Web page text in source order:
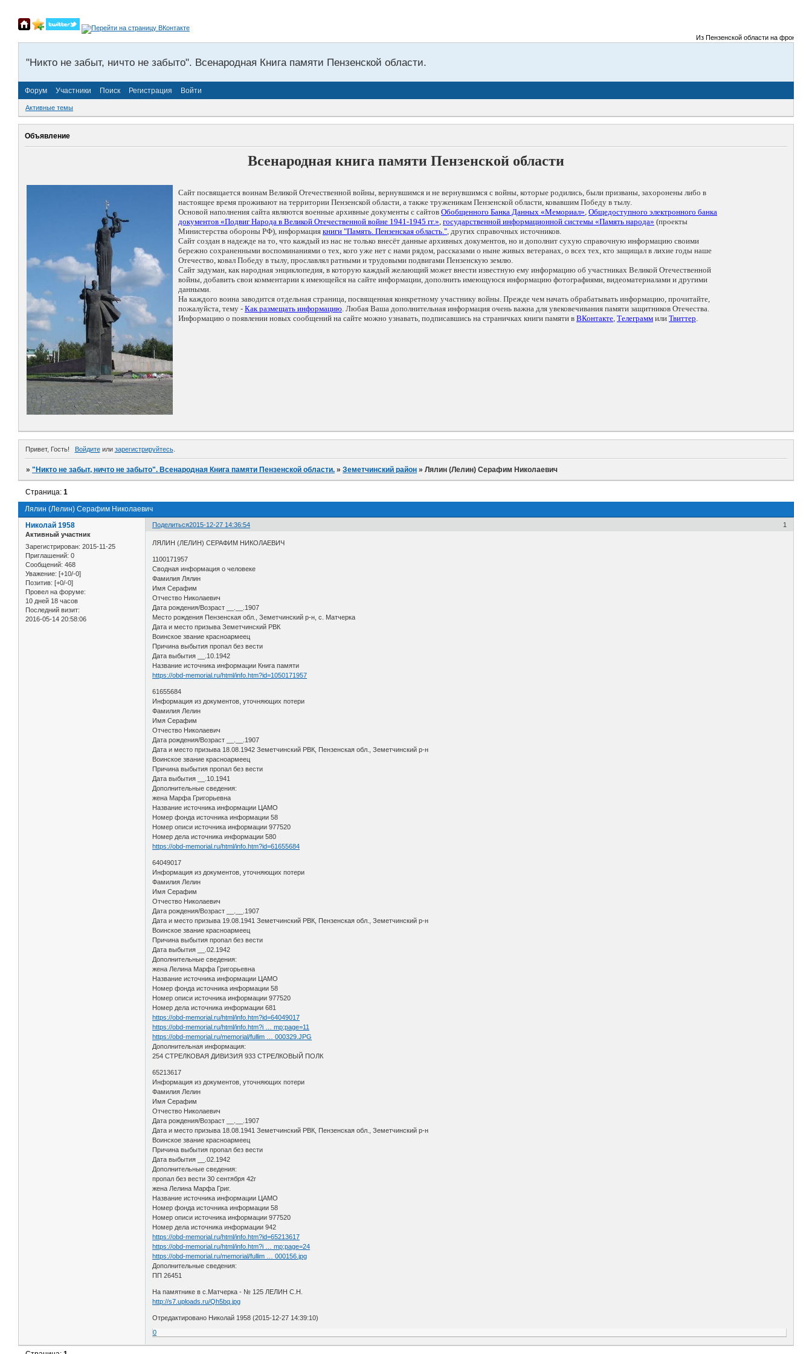
Из Пензенской области на фронты
"Никто не забыт, ничто не забыто". Всенародная Книга памяти Пензенской области.
Форум Участники Поиск Регистрация Войти
Активные темы
Объявление
Всенародная книга памяти Пензенской области
Сайт посвящается воинам Великой Отечественной войны, вернувшимся и не вернувшимся с войны, которые родились, были призваны, захоронены либо в
настоящее время проживают на территории Пензенской области, а также труженикам Пензенской области, ковавшим Победу в тылу.
Основой наполнения сайта являются военные архивные документы с сайтов Обобщенного Банка Данных «Мемориал», Общедоступного электронного банка
документов «Подвиг Народа в Великой Отечественной войне 1941-1945 гг.», государственной информационной системы «Память народа» (проекты
Министерства обороны РФ), информация книги "Память. Пензенская область.", других справочных источников.
Сайт создан в надежде на то, что каждый из нас не только внесёт данные архивных документов, но и дополнит сухую справочную информацию своими
бережно сохраненными воспоминаниями о тех, кого уже нет с нами рядом, рассказами о ныне живых ветеранах, о всех тех, кто защищал в лихие годы наше
Отечество, ковал Победу в тылу, прославлял ратными и трудовыми подвигами Пензенскую землю.
Сайт задуман, как народная энциклопедия, в которую каждый желающий может внести известную ему информацию об участниках Великой Отечественной
войны, добавить свои комментарии к имеющейся на сайте информации, дополнить имеющуюся информацию фотографиями, видеоматериалами и другими
данными.
На каждого воина заводится отдельная страница, посвященная конкретному участнику войны. Прежде чем начать обрабатывать информацию, прочитайте,
пожалуйста, тему - Как размещать информацию. Любая Ваша дополнительная информация очень важна для увековечивания памяти защитников Отечества.
Информацию о появлении новых сообщений на сайте можно узнавать, подписавшись на страничках книги памяти в ВКонтакте, Телеграмм или Твиттер.
Привет, Гость! Войдитеили зарегистрируйтесь.
»"Никто не забыт, ничто не забыто". Всенародная Книга памяти Пензенской области. »Земетчинский район »Лялин (Лелин) Серафим Николаевич
Лялин (Лелин) Серафим Николаевич
Страница:1
Поделиться 1
2015-12-27 14:36:54
Николай 1958
Активный участник
Зарегистрирован: 2015-11-25
Приглашений: 0
Сообщений: 468
Уважение: [+10/-0]
Позитив: [+0/-0]
Провел на форуме:
10 дней 18 часов
Последний визит:
2016-05-14 20:58:06
ЛЯЛИН (ЛЕЛИН) СЕРАФИМ НИКОЛАЕВИЧ
1100171957
Сводная информация о человеке
Фамилия Лялин
Имя Серафим
Отчество Николаевич
Дата рождения/Возраст __.__.1907
Место рождения Пензенская обл., Земетчинский р-н, с. Матчерка
Дата и место призыва Земетчинский РВК
Воинское звание красноармеец
Причина выбытия пропал без вести
Дата выбытия __.10.1942
Название источника информации Книга памяти
https://obd-memorial.ru/html/info.htm?id=1050171957
61655684
Информация из документов, уточняющих потери
Фамилия Лелин
Имя Серафим
Отчество Николаевич
Дата рождения/Возраст __.__.1907
Дата и место призыва 18.08.1942 Земетчинский РВК, Пензенская обл., Земетчинский р-н
Воинское звание красноармеец
Причина выбытия пропал без вести
Дата выбытия __.10.1941
Дополнительные сведения:
жена Марфа Григорьевна
Название источника информации ЦАМО
Номер фонда источника информации 58
Номер описи источника информации 977520
Номер дела источника информации 580
https://obd-memorial.ru/html/info.htm?id=61655684
64049017
Информация из документов, уточняющих потери
Фамилия Лелин
Имя Серафим
Отчество Николаевич
Дата рождения/Возраст __.__.1907
Дата и место призыва 19.08.1941 Земетчинский РВК, Пензенская обл., Земетчинский р-н
Воинское звание красноармеец
Причина выбытия пропал без вести
Дата выбытия __.02.1942
Дополнительные сведения:
жена Лелина Марфа Григорьевна
Название источника информации ЦАМО
Номер фонда источника информации 58
Номер описи источника информации 977520
Номер дела источника информации 681
https://obd-memorial.ru/html/info.htm?id=64049017
https://obd-memorial.ru/html/info.htm?i … mp;page=11
https://obd-memorial.ru/memorial/fullim … 000329.JPG
Дополнительная информация:
254 СТРЕЛКОВАЯ ДИВИЗИЯ 933 СТРЕЛКОВЫЙ ПОЛК
65213617
Информация из документов, уточняющих потери
Фамилия Лелин
Имя Серафим
Отчество Николаевич
Дата рождения/Возраст __.__.1907
Дата и место призыва 18.08.1941 Земетчинский РВК, Пензенская обл., Земетчинский р-н
Воинское звание красноармеец
Причина выбытия пропал без вести
Дата выбытия __.02.1942
Дополнительные сведения:
пропал без вести 30 сентября 42г
жена Лелина Марфа Григ.
Название источника информации ЦАМО
Номер фонда источника информации 58
Номер описи источника информации 977520
Номер дела источника информации 942
https://obd-memorial.ru/html/info.htm?id=65213617
https://obd-memorial.ru/html/info.htm?i … mp;page=24
https://obd-memorial.ru/memorial/fullim … 000156.jpg
Дополнительные сведения:
ПП 26451
На памятнике в с.Матчерка - № 125 ЛЕЛИН С.Н.
http://s7.uploads.ru/Qh5bq.jpg
Отредактировано Николай 1958 (2015-12-27 14:39:10)
0